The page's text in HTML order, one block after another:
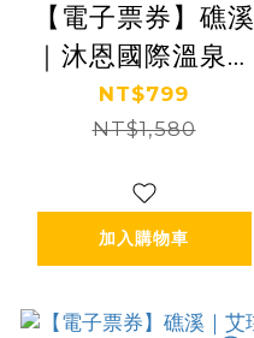
【電子票券】礁溪
｜沐恩國際溫泉渡
假飯店 泡湯券 Ⓜ
NT$799
NT$1,580
加入購物車